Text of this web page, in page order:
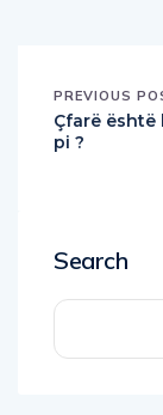
PREVIOUS
Çfarë është
pi ?
Search